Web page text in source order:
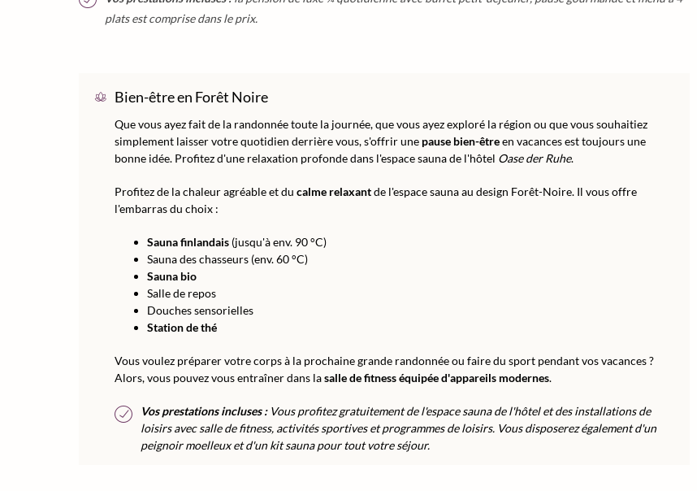
plats est comprise dans le prix.
Bien-être en Forêt Noire
Que vous ayez fait de la randonnée toute la journée, que vous ayez exploré la région ou que vous souhaitiez
simplement laisser votre quotidien derrière vous, s'offrir une pause bien-êtreen vacances est toujours une
bonne idée. Profitez d'une relaxation profonde dans l'espace sauna de l'hôtel Oase der Ruhe.
Profitez de la chaleur agréable et du calme relaxantde l'espace sauna au design Forêt-Noire. Il vous offre
l'embarras du choix :
Sauna finlandais (jusqu'à env. 90 °C)
Sauna des chasseurs (env. 60 °C)
Sauna bio
Salle de repos
Douches sensorielles
Station de thé
Vous voulez préparer votre corps à la prochaine grande randonnée ou faire du sport pendant vos vacances ?
Alors, vous pouvez vous entraîner dans lasalle de fitness équipée d'appareils modernes.
Vos prestations incluses :Vous profitez gratuitement de l'espace sauna de l'hôtel et des installations de
loisirs avec salle de fitness, activités sportives et programmes de loisirs. Vous disposerez également d'un
peignoir moelleux et d'un kit sauna pour tout votre séjour.